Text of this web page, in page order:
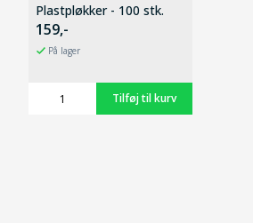
Plastpløkker - 100 stk.
159,-
På lager